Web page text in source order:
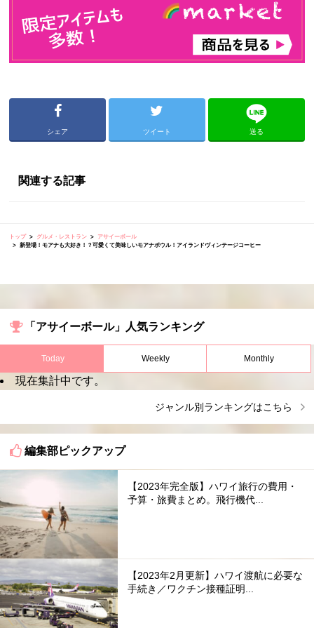
シェア ツイート 送る
関連する記事
トップ グルメ・レストラン
アサイーボール
新登場！モアナも大好き！？可愛くて美味しいモアナボウル！アイランドヴィンテージコーヒー
「アサイーボール」人気ランキング
Today Weekly Monthly
現在集計中です。
ジャンル別ランキングはこちら
編集部ピックアップ
【2023年完全版】ハワイ旅行の費用・
予算・旅費まとめ。飛行機代...
【2023年2月更新】ハワイ渡航に必要な
手続き／ワクチン接種証明...